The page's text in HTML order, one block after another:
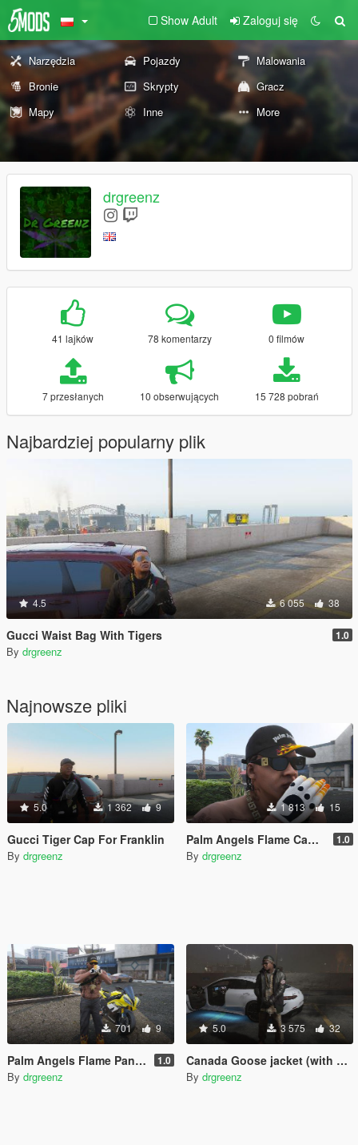
Show Adult Zaloguj się
Narzędzia Pojazdy
Malowania
Bronie
Skrypty
Gracz
Mapy
Inne More
drgreenz
41 lajków 78 komentarzy 0 filmów
7 przesłanych 10 obserwujących 15 728 pobrań
Najbardziej popularny plik
4.5 6 055 38
Gucci Waist Bag With Tigers 1.0
By drgreenz
Najnowsze pliki
5.0 1 362 9
Gucci Tiger Cap For Franklin
By drgreenz
1 813 15
Palm Angels Flame Cap For Franklin 1.0
By drgreenz
701 9
Palm Angels Flame Pants For Franklin 1.0
By drgreenz
5.0 3 575 32
Canada Goose jacket (with Burberry undershirt)
By drgreenz